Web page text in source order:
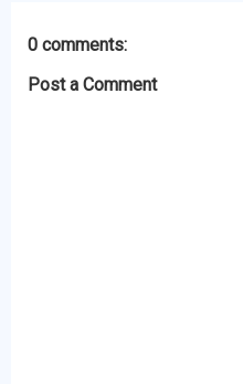
0 comments:
Post a Comment